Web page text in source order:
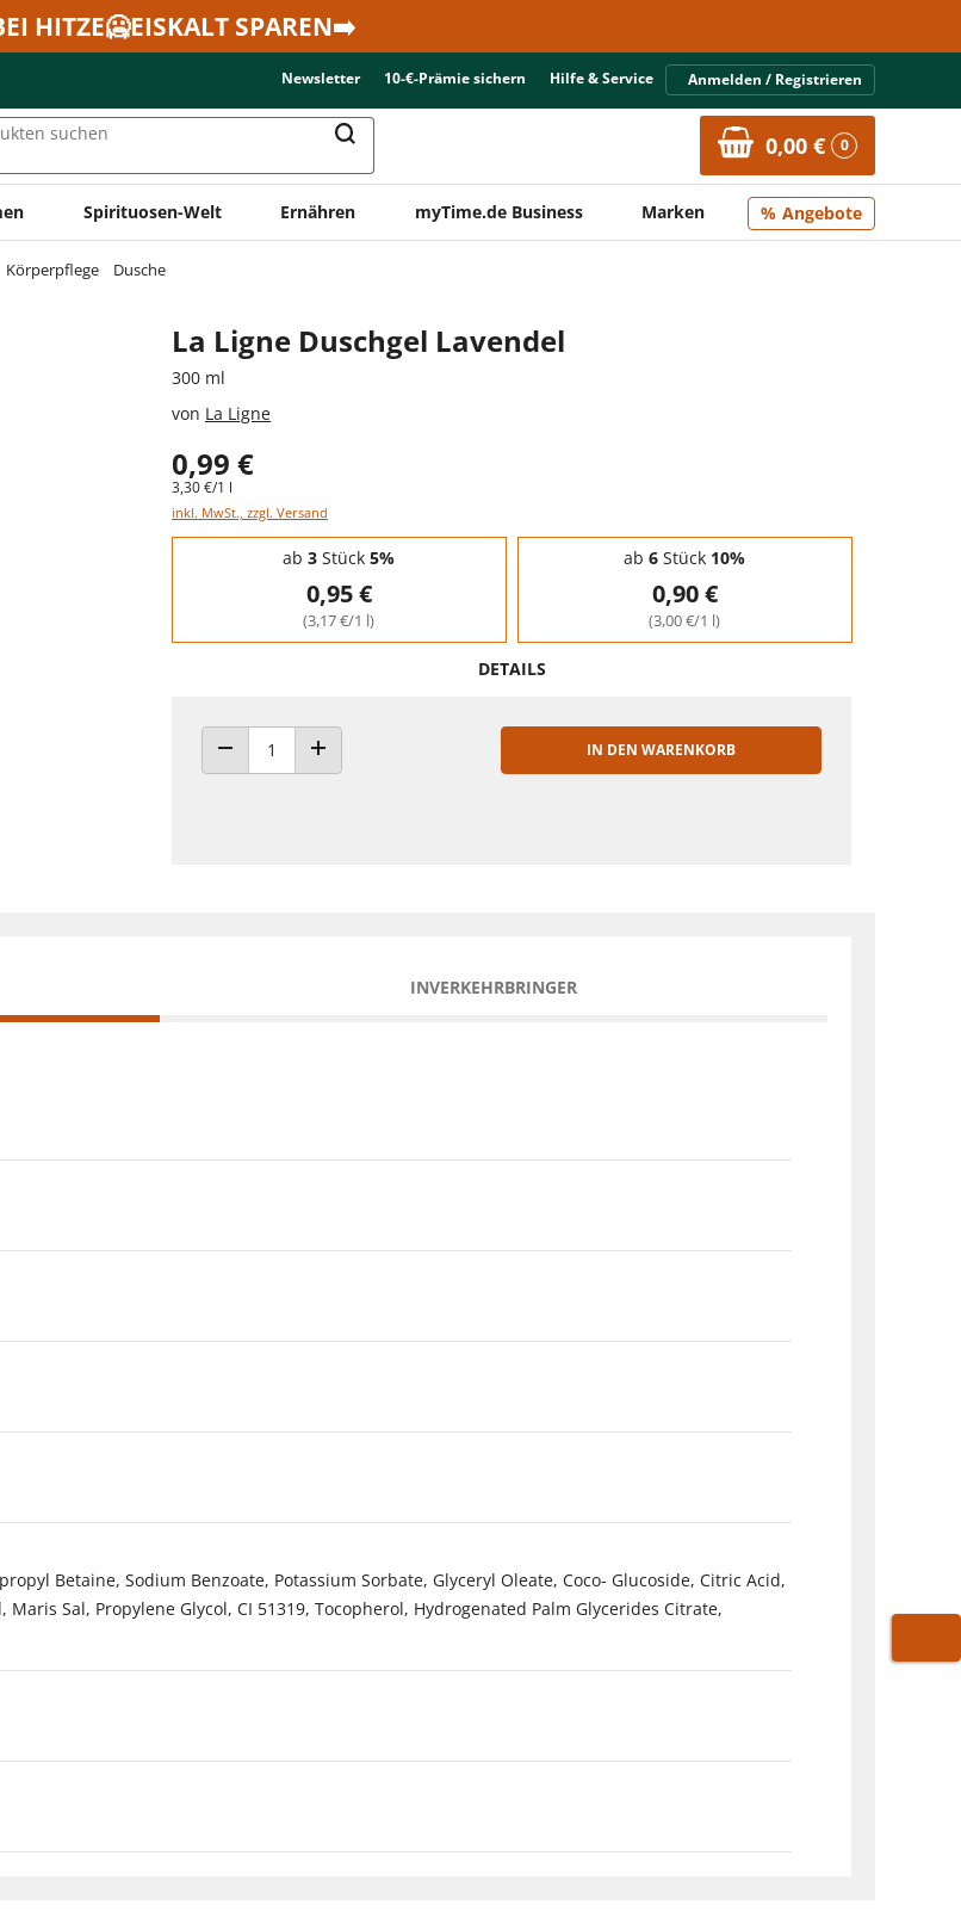
HITZE🥶EISKALT SPAREN➡️
Newsletter 10-€-Prämie sichern Hilfe & Service Anmelden / Registrieren
suchen 0,00 € 0
Spirituosen-Welt Ernähren myTime.de Business Marken Angebote
Körperpflege Dusche
La Ligne Duschgel Lavendel
300 ml
von La Ligne
0,99 €
3,30 €/1 l
inkl. MwSt., zzgl. Versand
Staffelpreise - Mengenrabatt
ab 3 Stück 5%
0,95 €
(3,17 €/1 l)
ab 6 Stück 10%
0,90 €
(3,00 €/1 l)
DETAILS
ANZAHL VERRINGERNANZAHL ERHÖHEN
IN DEN WARENKORB
INVERKEHRBRINGER
Betaine, Sodium Benzoate, Potassium Sorbate, Glyceryl Oleate, Coco- Glucoside, Citric Acid,
Sal, Propylene Glycol, CI 51319, Tocopherol, Hydrogenated Palm Glycerides Citrate,